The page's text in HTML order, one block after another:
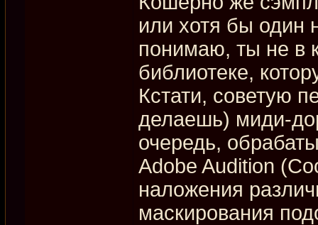
или хотя бы один
понимаю, ты не в
библиотеке,
Кстати, советую
делаешь) миди-
очередь,
Adobe Audition
наложения
маскирования